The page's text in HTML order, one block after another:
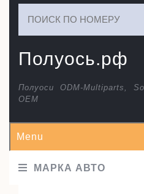
Полуось.рф
Полуоси ODM-Multiparts,
ОЕМ
Menu
МАРКА АВТО